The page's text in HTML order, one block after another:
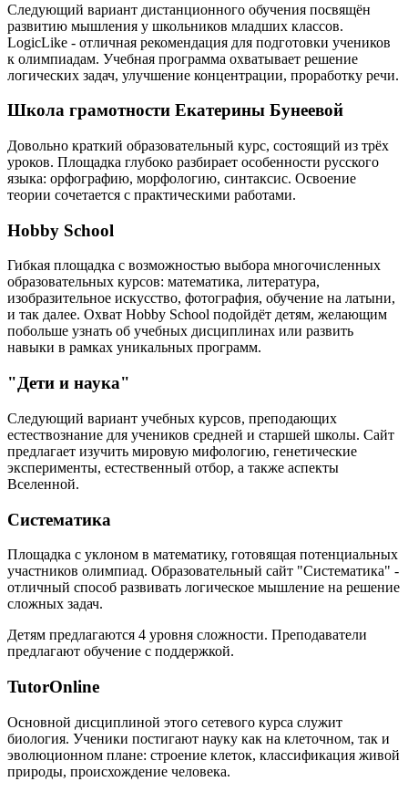
Следующий вариант дистанционного обучения посвящён
развитию мышления у школьников младших классов.
LogicLike - отличная рекомендация для подготовки учеников
к олимпиадам. Учебная программа охватывает решение
логических задач, улучшение концентрации, проработку речи.
Школа грамотности Екатерины Бунеевой
Довольно краткий образовательный курс, состоящий из трёх
уроков. Площадка глубоко разбирает особенности русского
языка: орфографию, морфологию, синтаксис. Освоение
теории сочетается с практическими работами.
Hobby School
Гибкая площадка с возможностью выбора многочисленных
образовательных курсов: математика, литература,
изобразительное искусство, фотография, обучение на латыни,
и так далее. Охват Hobby School подойдёт детям, желающим
побольше узнать об учебных дисциплинах или развить
навыки в рамках уникальных программ.
"Дети и наука"
Следующий вариант учебных курсов, преподающих
естествознание для учеников средней и старшей школы. Сайт
предлагает изучить мировую мифологию, генетические
эксперименты, естественный отбор, а также аспекты
Вселенной.
Систематика
Площадка с уклоном в математику, готовящая потенциальных
участников олимпиад. Образовательный сайт "Систематика" -
отличный способ развивать логическое мышление на решение
сложных задач.
Детям предлагаются 4 уровня сложности. Преподаватели
предлагают обучение с поддержкой.
TutorOnline
Основной дисциплиной этого сетевого курса служит
биология. Ученики постигают науку как на клеточном, так и
эволюционном плане: строение клеток, классификация живой
природы, происхождение человека.